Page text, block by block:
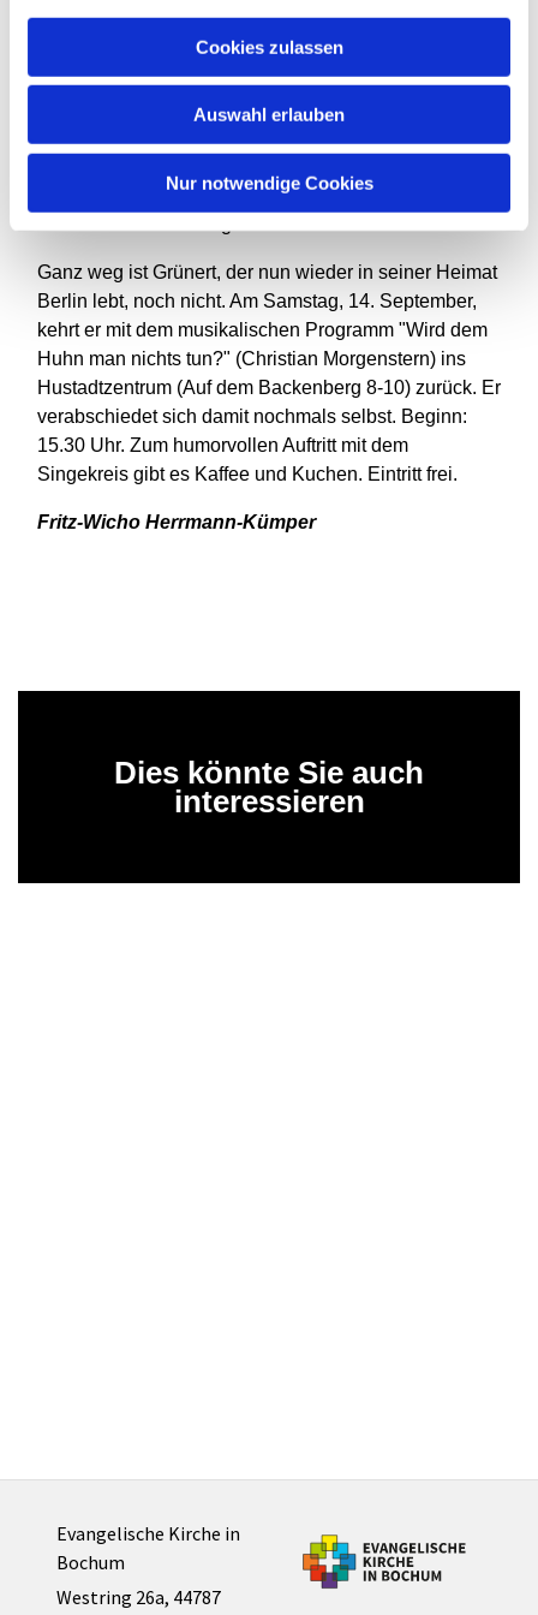
Cookies zulassen
Auswahl erlauben
Nur notwendige Cookies
Zu seiner Arbeit als Chorleiter erklärt er im Gespräch
bescheiden: "Als Autodidakt, der viel von anderen
Chorleitern abgeguckt hat, konnte ich manche Impulse
setzen." Auf seinen Chor, der ihm bei seinen Ideen
In nächster Zeit wird sein Stellvertreter Wolfgang
Ganz weg ist Grünert, der nun wieder in seiner Heimat
Berlin lebt, noch nicht. Am Samstag, 14. September,
kehrt er mit dem musikalischen Programm "Wird dem
Huhn man nichts tun?" (Christian Morgenstern) ins
Hustadtzentrum (Auf dem Backenberg 8-10) zurück. Er
verabschiedet sich damit nochmals selbst. Beginn:
15.30 Uhr. Zum humorvollen Auftritt mit dem
Singekreis gibt es Kaffee und Kuchen. Eintritt frei.
Fritz-Wicho Herrmann-Kümper
Dies könnte Sie auch
interessieren
Evangelische Kirche in
Bochum
Westring 26a, 44787